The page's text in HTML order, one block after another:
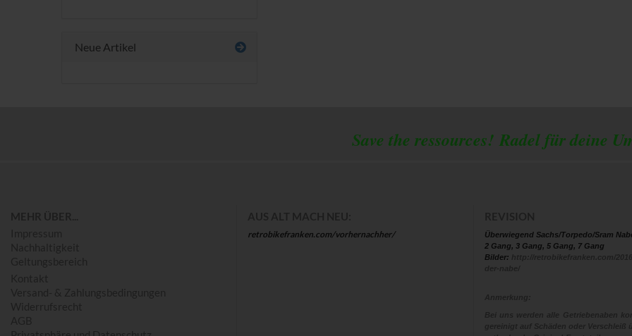
Neue Artikel
Save the ressources! Radel für deine
retrobikefranken.com/vorhernachher/
Überwiegend Sachs/Torpedo/Sram
2 Gang, 3 Gang, 5 Gang, 7 Gang
Bilder: